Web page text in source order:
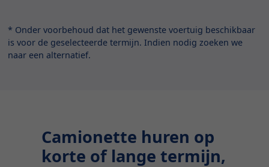
* Onder voorbehoud dat het gewenste voertuig beschikbaar
is voor de geselecteerde termijn. Indien nodig zoeken we
naar een alternatief.
Camionette huren op
korte of lange termijn,